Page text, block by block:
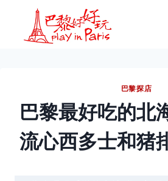
巴黎探店
巴黎最好吃的北
流心西多士和猪